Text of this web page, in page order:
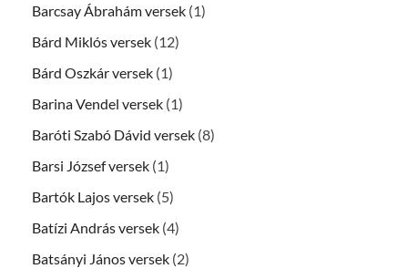
Barcsay Ábrahám versek (1)
Bárd Miklós versek (12)
Bárd Oszkár versek (1)
Barina Vendel versek (1)
Baróti Szabó Dávid versek (8)
Barsi József versek (1)
Bartók Lajos versek (5)
Batízi András versek (4)
Batsányi János versek (2)